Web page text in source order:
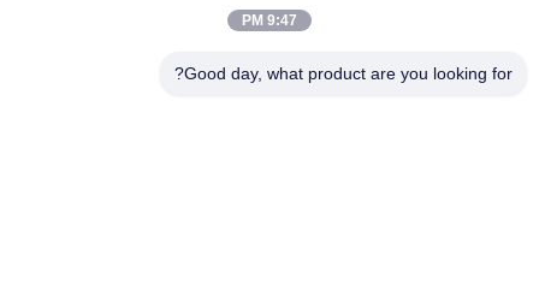
احصل على أفضل سعر9:47 PM
Good day, what product are you looking for?